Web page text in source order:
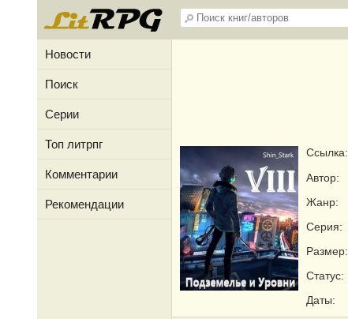
Новости
Поиск
Серии
Топ литрпг
Комментарии
Рекомендации
Ссылка:
Автор:
Жанр:
Серия:
Размер:
Статус:
Даты: